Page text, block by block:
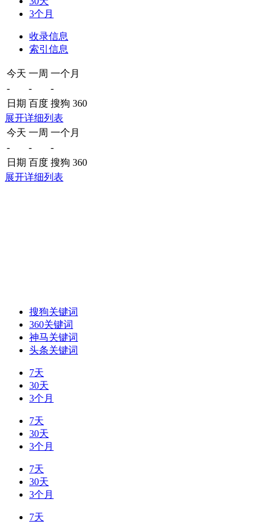
3个月
收录信息
索引信息
今天 一周 一个月
-
-
-
日期 百度 搜狗 360
展开详细列表
今天 一周 一个月
-
-
-
日期 百度 搜狗 360
展开详细列表
搜狗关键词
360关键词
神马关键词
头条关键词
7天
30天
3个月
7天
30天
3个月
7天
30天
3个月
7天